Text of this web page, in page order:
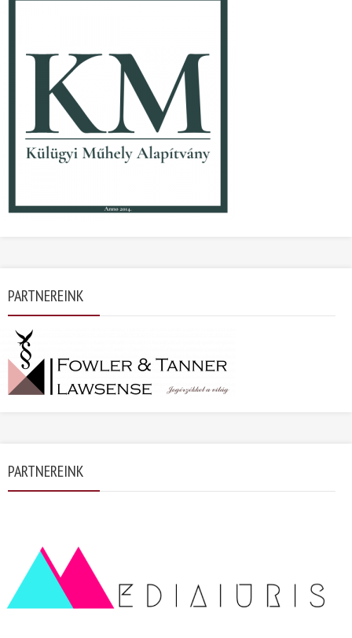
PARTNEREINK
PARTNEREINK